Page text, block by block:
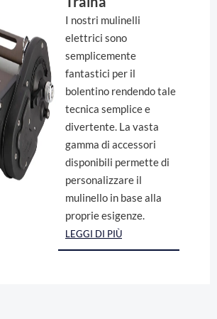
I nostri mulinelli
elettrici sono
semplicemente
fantastici per il
bolentino rendendo tale
tecnica semplice e
divertente. La vasta
gamma di accessori
disponibili permette di
personalizzare il
mulinello in base alla
proprie esigenze.
LEGGI DI PIÙ